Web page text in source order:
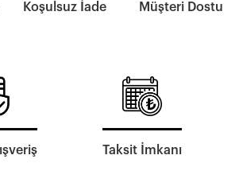
Koşulsuz İade Müşteri Dostu
Taksit İmkanı